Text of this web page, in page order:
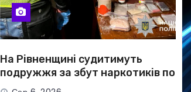
На Рівненщині судитимуть
подружжя за збут наркотиків по
всій Україні